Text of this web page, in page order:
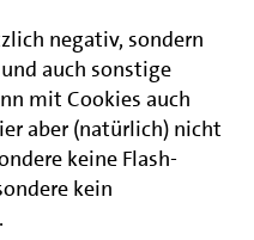
negativ, sondern
auch sonstige
mit Cookies auch
aber (natürlich) nicht
keine Flash-
kein